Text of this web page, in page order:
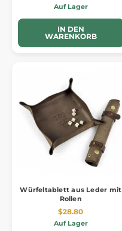
Auf Lager
IN DEN
WARENKORB
Würfeltablett aus Leder mit
Rollen
$28.80
Auf Lager